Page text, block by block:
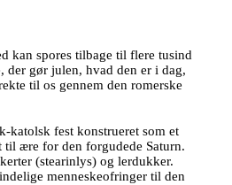
kan spores tilbage til flere tusind
der gør julen, hvad den er i dag,
til os gennem den romerske
katolsk fest konstrueret som et
til ære for den forgudede Saturn.
(stearinlys) og lerdukker.
menneskeofringer til den